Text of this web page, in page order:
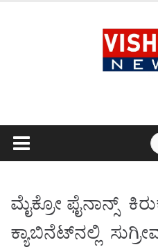
ಮೈಕ್ರೋ ಫೈನಾನ್ಸ್
ಕ್ಯಾಬಿನೆಟ್‌ನಲ್ಲಿ